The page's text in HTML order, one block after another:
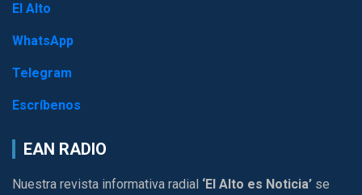
El Alto
WhatsApp
Telegram
Escríbenos
EAN RADIO
Nuestra revista informativa radial ‘El Alto es Noticia’ se